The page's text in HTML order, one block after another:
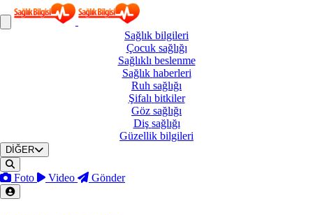
Sağlık bilgileri
Çocuk sağlığı
Sağlıklı beslenme
Sağlık haberleri
Ruh sağlığı
Şifalı bitkiler
Göz sağlığı
Diş sağlığı
Güzellik bilgileri
DİĞER
Foto Video Gönder